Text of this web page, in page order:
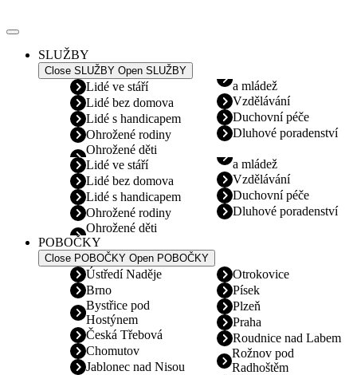
k
SLUŽBY
Close SLUŽBY Open SLUŽBY
Lidé ve stáří
Lidé bez domova
Lidé s handicapem
Ohrožené rodiny
Ohrožené děti
a mládež
Vzdělávání
Duchovní péče
Dluhové poradenství
Lidé ve stáří
Lidé bez domova
Lidé s handicapem
Ohrožené rodiny
Ohrožené děti
a mládež
Vzdělávání
Duchovní péče
Dluhové poradenství
POBOČKY
Close POBOČKY Open POBOČKY
Ústředí Naděje
Brno
Bystřice pod
Hostýnem
Česká Třebová
Chomutov
Jablonec nad Nisou
Otrokovice
Písek
Plzeň
Praha
Roudnice nad Labem
Rožnov pod
Radhoštěm